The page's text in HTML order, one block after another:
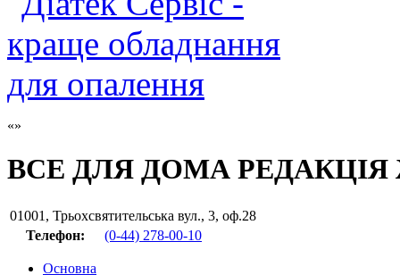
ВСЕ ДЛЯ ДОМА
01001 , Трьохсвятительська вул., 3, оф.28
Телефон:
(0-44) 278-00-10
Основна